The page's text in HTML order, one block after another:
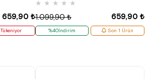
659,90 ₺
Tükeniyor
★ ★ ★ ★ ★
659,90 ₺
1.099,90 ₺
%40İndirim Son 1 Ürün